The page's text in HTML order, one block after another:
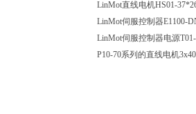
LinMot直线电机HS01-
LinMot伺服控制器E1100-
LinMot伺服控制器电源
P10-70系列的直线电机